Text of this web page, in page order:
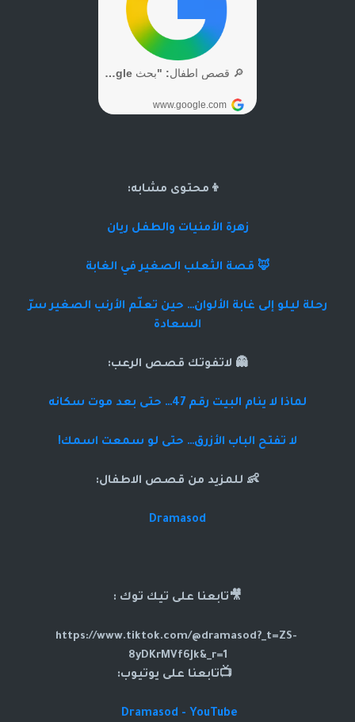
👦محتوى مشابه:
زهرة الأمنيات والطفل ريان
🦊 قصة الثعلب الصغير في الغابة
رحلة ليلو إلى غابة الألوان… حين تعلّم الأرنب الصغير سرّ
السعادة
👻 لاتفوتك قصص الرعب:
لماذا لا ينام البيت رقم 47… حتى بعد موت سكانه
لا تفتح الباب الأزرق… حتى لو سمعت اسمك!
👶 للمزيد من قصص الاطفال:
Dramasod
🎥تابعنا على تيك توك :
https://www.tiktok.com/@dramasod?_t=ZS-
8yDKrMVf6Jk&_r=1
📺تابعنا على يوتيوب:
Dramasod - YouTube